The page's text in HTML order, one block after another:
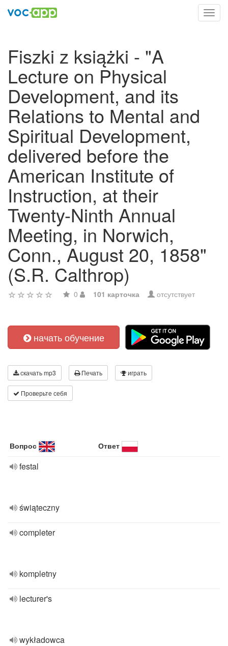
Fiszki z książki - "A
Lecture on Physical
Development, and its
Relations to Mental and
Spiritual Development,
delivered before the
American Institute of
Instruction, at their
Twenty-Ninth Annual
Meeting, in Norwich,
Conn., August 20, 1858"
(S.R. Calthrop)
0 101 карточка отсутствует
начать обучение
скачать mp3 Печать играть
Проверьте себя
Вопрос Ответ
festal
świąteczny
completer
kompletny
lecturer's
wykładowca